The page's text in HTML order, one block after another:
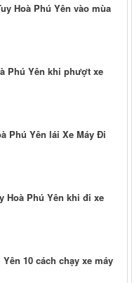
Hoà Phú Yên vào mùa
Phú Yên khi phượt xe
Phú Yên lái Xe Máy Đi
Hoà Phú Yên khi đi xe
10 cách chạy xe máy